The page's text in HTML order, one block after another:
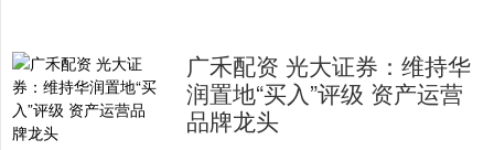
广禾配资 光大证券：维持华
润置地“买入”评级 资产运营
品牌龙头